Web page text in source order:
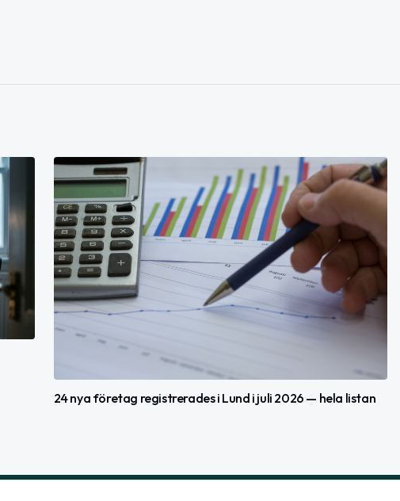
24 nya företag registrerades i Lund i juli 2026 — hela listan